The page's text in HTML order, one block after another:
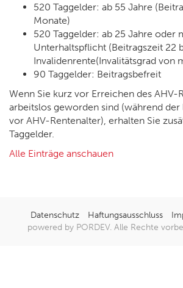
520 Taggelder: ab 55 Jahre
Monate)
520 Taggelder: ab 25 Jahre oder
Unterhaltspflicht (Beitragszeit 22
Invalidenrente(Invalitätsgrad von
90 Taggelder: Beitragsbefreit
Wenn Sie kurz vor Erreichen des AHV-
arbeitslos geworden sind (während
vor AHV-Rentenalter), erhalten Sie
Taggelder.
Alle Einträge anschauen
Datenschutz Haftungsausschluss
powered by PORDEV. Alle Rechte